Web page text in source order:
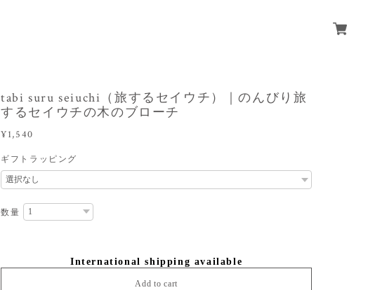
tabi suru seiuchi（旅するセイウチ）｜のんびり旅
するセイウチの木のブローチ
¥1,540
ギフトラッピング
数量
International shipping available
Add to cart